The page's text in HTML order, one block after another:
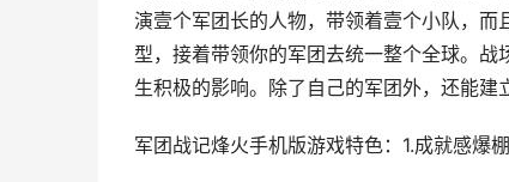
演壹个军团长的人物，带领着壹个小队，
型，接着带领你的军团去统一整个全球。
生积极的影响。除了自己的军团外，还能建
军团战记烽火手机版游戏特色：1.成就感爆